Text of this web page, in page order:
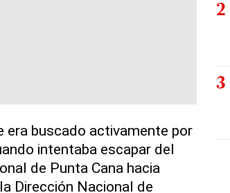
buscado activamente por
intentaba escapar del
de Punta Cana hacia
Dirección Nacional de